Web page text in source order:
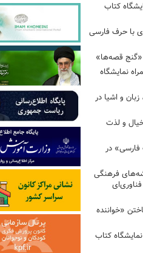
کتاب
با حرف فارسی
«گنج قصه‌ها»
نمایشگاه
و اشیا در
و لذت
در
فرهنگی
«خواننده
کتاب